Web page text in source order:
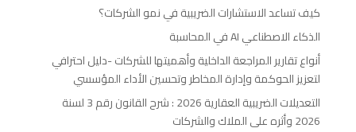
كيف تساعد الاستشارات الضريبية في نمو الشركات؟
الذكاء الاصطناعي AI في المحاسبة
أنواع تقارير المراجعة الداخلية وأهميتها للشركات -دليل احترافي
لتعزيز الحوكمة وإدارة المخاطر وتحسين الأداء المؤسسي
التعديلات الضريبية العقارية 2026 : شرح القانون رقم 3 لسنة
2026 وأثره على الملاك والشركات